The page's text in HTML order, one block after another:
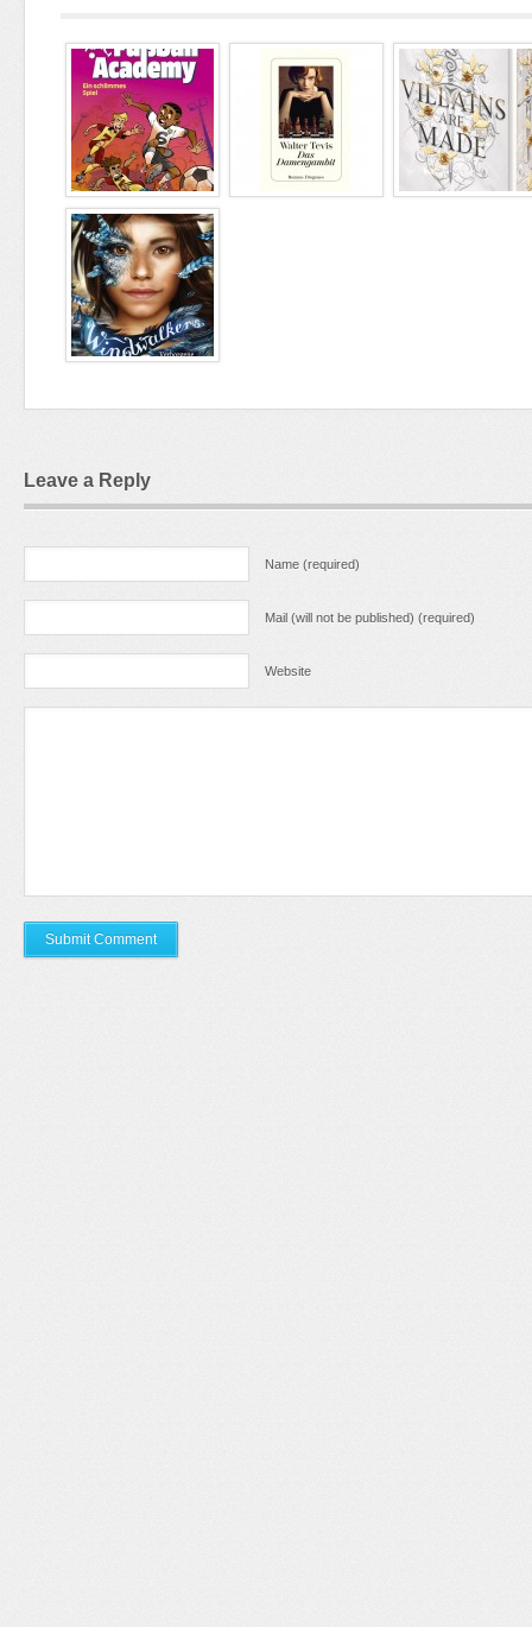
Leave a Reply
Name (required)
Mail (will not be published) (required)
Website